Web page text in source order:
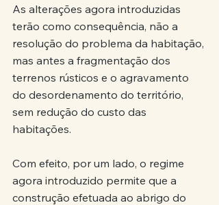
As alterações agora introduzidas
terão como consequência, não a
resolução do problema da habitação,
mas antes a fragmentação dos
terrenos rústicos e o agravamento
do desordenamento do território,
sem redução do custo das
habitações.
Com efeito, por um lado, o regime
agora introduzido permite que a
construção efetuada ao abrigo do